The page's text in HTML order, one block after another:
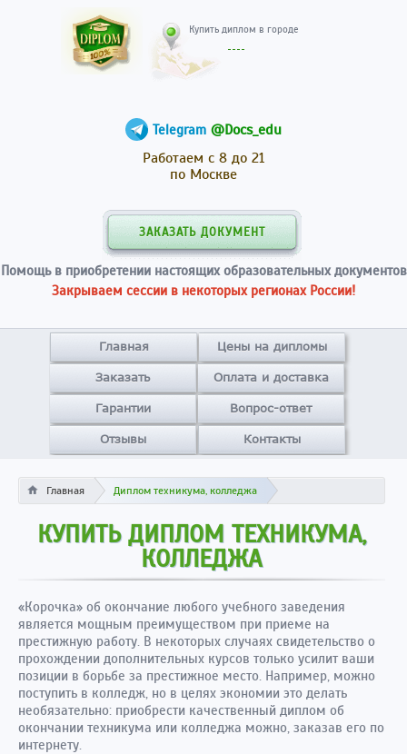
Telegram @Docs_edu
Работаем с 8 до 21
по Москве
ЗАКАЗАТЬ ДОКУМЕНТ
Помощь в приобретении настоящих образовательных документов
Закрываем сессии в некоторых регионах России!
Главная Цены на дипломы
Заказать Оплата и доставка
Гарантии Вопрос-ответ
Отзывы Контакты
Главная Диплом техникума, колледжа
КУПИТЬ ДИПЛОМ ТЕХНИКУМА,
КОЛЛЕДЖА
«Корочка» об окончание любого учебного заведения
является мощным преимуществом при приеме на
престижную работу. В некоторых случаях свидетельство о
прохождении дополнительных курсов только усилит ваши
позиции в борьбе за престижное место. Например, можно
поступить в колледж, но в целях экономии это делать
необязательно: приобрести качественный диплом об
окончании техникума или колледжа можно, заказав его по
интернету.